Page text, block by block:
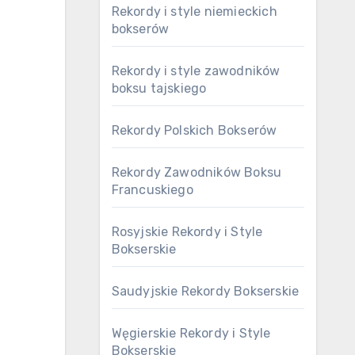
Rekordy i style niemieckich
bokserów
Rekordy i style zawodników
boksu tajskiego
Rekordy Polskich Bokserów
Rekordy Zawodników Boksu
Francuskiego
Rosyjskie Rekordy i Style
Bokserskie
Saudyjskie Rekordy Bokserskie
Węgierskie Rekordy i Style
Bokserskie